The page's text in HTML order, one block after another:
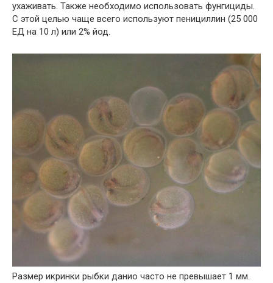
ухаживать. Также необходимо использовать фунгициды.
С этой целью чаще всего используют пенициллин (25 000
ЕД на 10 л) или 2% йод.
Размер икринки рыбки данио часто не превышает 1 мм.